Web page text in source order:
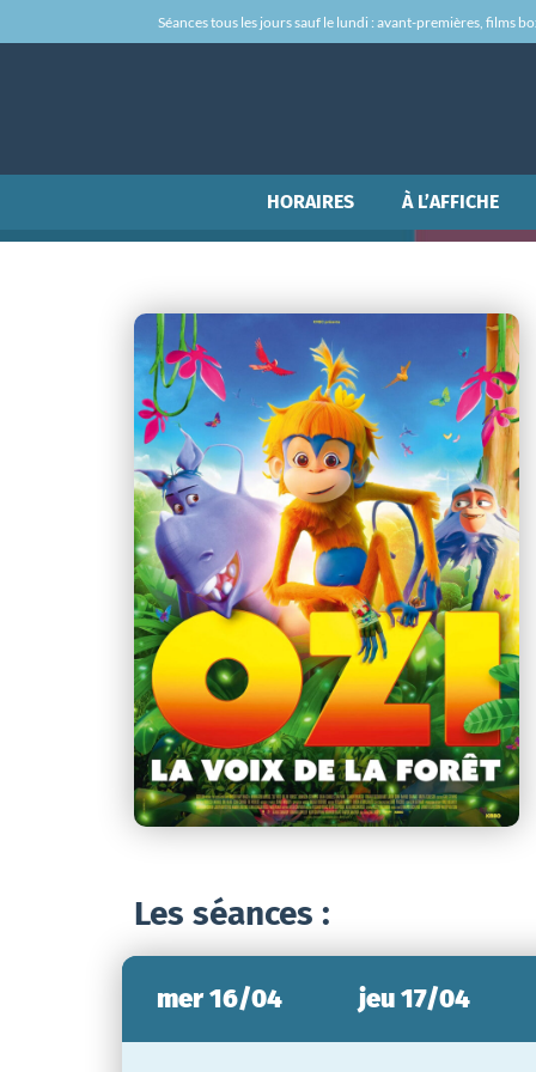
Séances tous les jours sauf le lundi : avant-premières, films
HORAIRES À L’AFFICHE
Les séances :
mer 16/04 jeu 17/04